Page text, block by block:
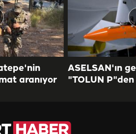
aranıyor
ASELSAN'ın
"TOLUN